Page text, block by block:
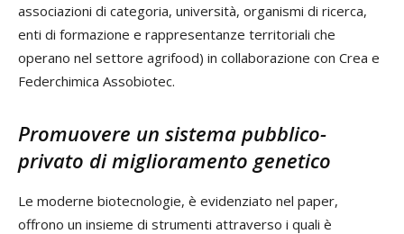
associazioni di categoria, università, organismi di ricerca,
enti di formazione e rappresentanze territoriali che
operano nel settore agrifood) in collaborazione con Crea e
Federchimica Assobiotec.
Promuovere un sistema pubblico-
privato di miglioramento genetico
Le moderne biotecnologie, è evidenziato nel paper,
offrono un insieme di strumenti attraverso i quali è